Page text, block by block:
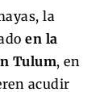
la
en la
Tulum, en
acudir